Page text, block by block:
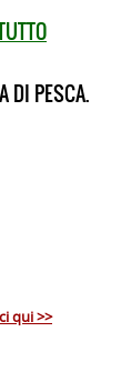
DI PESCA.
qui >>